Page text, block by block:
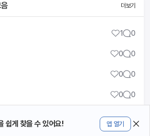
쉽게 찾을 수 있어요! 앱 열기
더보기
1 0
0 0
0 0
0 0
0